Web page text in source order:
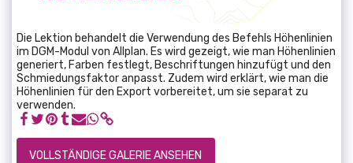
Die Lektion behandelt die Verwendung des Befehls Höhenlinien
im DGM-Modul von Allplan. Es wird gezeigt, wie man Höhenlinien
generiert, Farben festlegt, Beschriftungen hinzufügt und den
Schmiedungsfaktor anpasst. Zudem wird erklärt, wie man die
Höhenlinien für den Export vorbereitet, um sie separat zu
verwenden.
VOLLSTÄNDIGE GALERIE ANSEHEN